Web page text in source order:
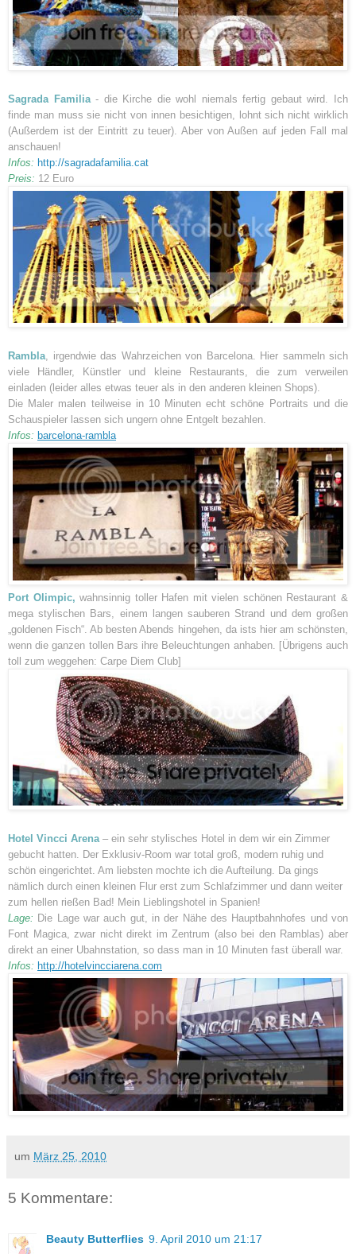
Sagrada Familia- die Kirche die wohl niemals fertig gebaut wird. Ich
finde man muss sie nicht von innen besichtigen, lohnt sich nicht wirklich
(Außerdem ist der Eintritt zu teuer). Aber von Außen auf jeden Fall mal
anschauen!
Infos: http://sagradafamilia.cat
Preis: 12 Euro
Rambla, irgendwie das Wahrzeichen von Barcelona. Hier sammeln sich
viele Händler, Künstler und kleine Restaurants, die zum verweilen
einladen (leider alles etwas teuer als in den anderen kleinen Shops).
Die Maler malen teilweise in 10 Minuten echt schöne Portraits und die
Schauspieler lassen sich ungern ohne Entgelt bezahlen.
Infos: barcelona-rambla
Port Olimpic, wahnsinnig toller Hafen mit vielen schönen Restaurant &
mega stylischen Bars, einem langen sauberen Strand und dem großen
„goldenen Fisch“. Ab besten Abends hingehen, da ists hier am schönsten,
wenn die ganzen tollen Bars ihre Beleuchtungen anhaben. [Übrigens auch
toll zum weggehen: Carpe Diem Club]
Hotel Vincci Arena– ein sehr stylisches Hotel in dem wir ein Zimmer
gebucht hatten. Der Exklusiv-Room war total groß, modern ruhig und
schön eingerichtet. Am liebsten mochte ich die Aufteilung. Da gings
nämlich durch einen kleinen Flur erst zum Schlafzimmer und dann weiter
zum hellen rießen Bad! Mein Lieblingshotel in Spanien!
Lage: Die Lage war auch gut, in der Nähe des Hauptbahnhofes und von
Font Magica, zwar nicht direkt im Zentrum (also bei den Ramblas) aber
direkt an einer Ubahnstation, so dass man in 10 Minuten fast überall war.
Infos: http://hotelvincciarena.com
um März 25, 2010
5 Kommentare:
Beauty Butterflies 9. April 2010 um 21:17